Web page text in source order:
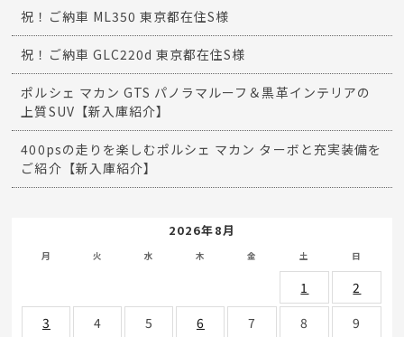
祝！ご納車 ML350 東京都在住S様
祝！ご納車 GLC220d 東京都在住S様
ポルシェ マカン GTS パノラマルーフ＆黒革インテリアの
上質SUV【新入庫紹介】
400psの走りを楽しむポルシェ マカン ターボと充実装備を
ご紹介【新入庫紹介】
2026年8月
月 火 水 木 金 土 日
1
2
3
4 5 6 7 8
9